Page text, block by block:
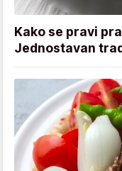
Kako se pravi
Jednostavan